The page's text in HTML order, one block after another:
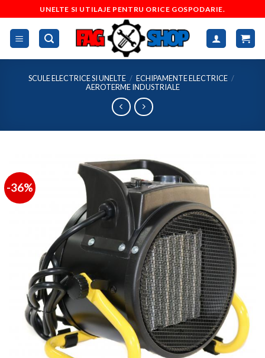
to
content
UNELTE SI UTILAJE PENTRU ORICE GOSPODARIE.
SCULE ELECTRICE SI UNELTE / ECHIPAMENTE ELECTRICE /
AEROTERME INDUSTRIALE
-36%